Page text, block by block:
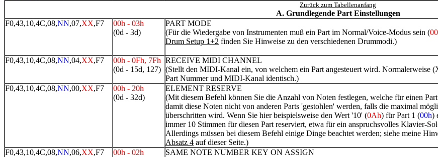
Zurück zum Tabellenanfang
A. Grundlegende Part Einstellungen
F0,43,10,4C,08,NN,07,XX,F7
00h - 03h
(0d - 3d)
PART MODE
(Für die Wiedergabe von Instrumenten muß ein Part im Normal/Voice-Modus sein (
Drum Setup 1+2 finden Sie Hinweise zu den verschiedenen Drummodi.)
F0,43,10,4C,08,NN,04,XX,F7
00h - 0Fh, 7Fh
(0d - 15d, 127)
RECEIVE MIDI CHANNEL
(Stellt den MIDI-Kanal ein, von welchem ein Part angesteuert wird. Normalerweise
Part Nummer und MIDI-Kanal identisch.)
F0,43,10,4C,08,NN,00,XX,F7
00h - 20h
(0d - 32d)
ELEMENT RESERVE
(Mit diesem Befehl können Sie die Anzahl von Noten festlegen, welche für einen
damit diese Noten nicht von anderen Parts 'gestohlen' werden, falls die maximal
überschritten wird. Wenn Sie hier beispielsweise den Wert '10' (0Ah) für Part 1 (00h)
immer 10 Stimmen für diesen Part reserviert, etwa für ein anspruchsvolles Klavier-
Allerdings müssen bei diesem Befehl einige Dinge beachtet werden; siehe meine
Absatz 4 auf dieser Seite.)
F0,43,10,4C,08,NN,06,XX,F7
00h - 02h
SAME NOTE NUMBER KEY ON ASSIGN